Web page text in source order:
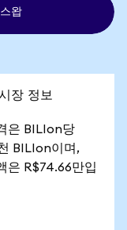
왑
장 정보
은 BILIon당
BILIon이며,
은 R$74.66만입